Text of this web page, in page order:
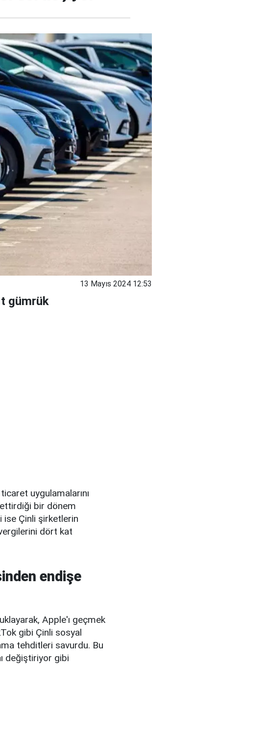
13 Mayıs 2024 12:53
gümrük
uygulamalarını
bir dönem
ise Çinli şirketlerin
dört kat
endişe
Apple'ı geçmek
gibi Çinli sosyal
tehditleri savurdu. Bu
değiştiriyor gibi